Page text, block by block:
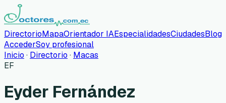
DirectorioMapaOrientador IAEspecialidadesCiudadesBlog
AccederSoy profesional
Inicio · Directorio · Macas
EF
Eyder Fernández